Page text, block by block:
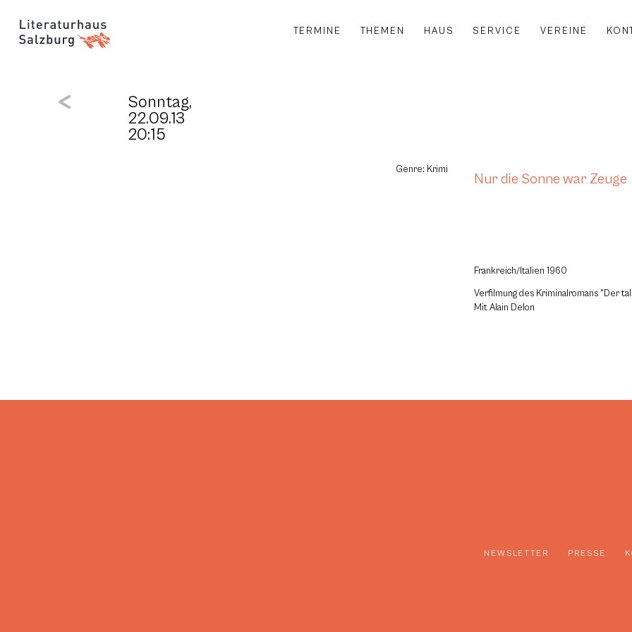
TERMINE THEMEN HAUS SERVICE VEREINE
Sonntag,
22.09.13
20:15
Genre: Krimi
Nur die Sonne war Zeuge
Frankreich/Italien 1960
Verfilmung des Kriminalromans "Der
Mit Alain Delon
NEWSLETTER PRESSE